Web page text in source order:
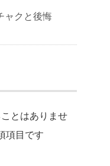
ャクと後悔
とはありませ
項目です